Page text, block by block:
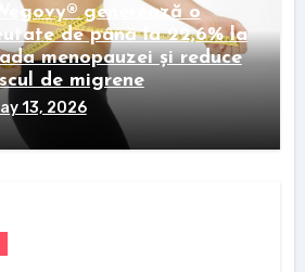
generează o
de până la 22,6% la
menopauzei și reduce
de migrene
13, 2026